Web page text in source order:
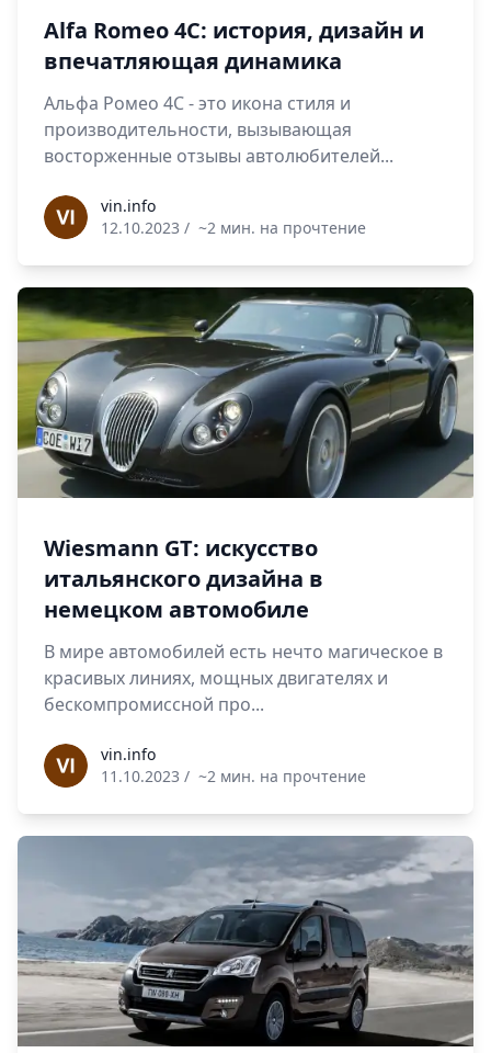
Alfa Romeo 4C: история, дизайн и
впечатляющая динамика
Альфа Ромео 4C - это икона стиля и
производительности, вызывающая
восторженные отзывы автолюбителей...
vin.infovin.info
12.10.2023 / ~2 мин. на прочтение
Wiesmann GT: искусство
итальянского дизайна в
немецком автомобиле
В мире автомобилей есть нечто магическое в
красивых линиях, мощных двигателях и
бескомпромиссной про...
vin.infovin.info
11.10.2023 / ~2 мин. на прочтение